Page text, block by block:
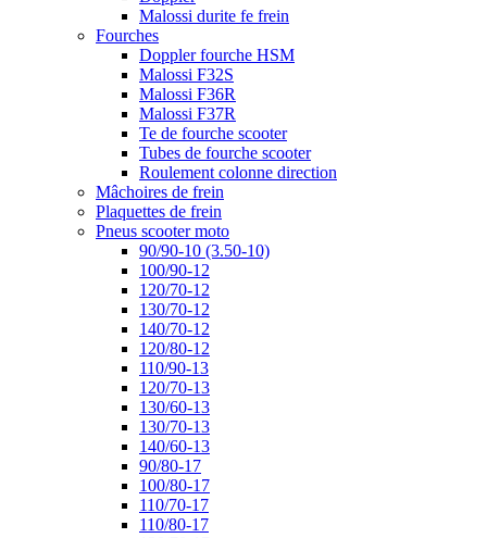
Malossi durite fe frein
Fourches
Doppler fourche HSM
Malossi F32S
Malossi F36R
Malossi F37R
Te de fourche scooter
Tubes de fourche scooter
Roulement colonne direction
Mâchoires de frein
Plaquettes de frein
Pneus scooter moto
90/90-10 (3.50-10)
100/90-12
120/70-12
130/70-12
140/70-12
120/80-12
110/90-13
120/70-13
130/60-13
130/70-13
140/60-13
90/80-17
100/80-17
110/70-17
110/80-17